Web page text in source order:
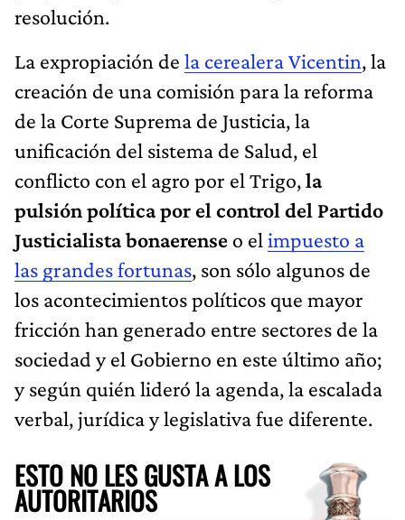
resolución.
La expropiación de la cerealera Vicentin, la
creación de una comisión para la reforma
de la Corte Suprema de Justicia, la
unificación del sistema de Salud, el
conflicto con el agro por el Trigo,la
pulsión política por el control del Partido
Justicialista bonaerense o el impuesto a
las grandes fortunas, son sólo algunos de
los acontecimientos políticos que mayor
fricción han generado entre sectores de la
sociedad y el Gobierno en este último año;
y según quién lideró la agenda, la escalada
verbal, jurídica y legislativa fue diferente.
ESTO NO LES GUSTA A LOS
AUTORITARIOS